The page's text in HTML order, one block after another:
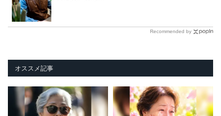
Recommended by
オススメ記事